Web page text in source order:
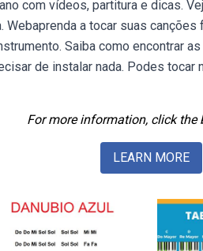
com vídeos, partitura e dicas.
Webaprenda a tocar suas
Saiba como encontrar
de instalar nada. Podes
For more information, click the
LEARN MORE